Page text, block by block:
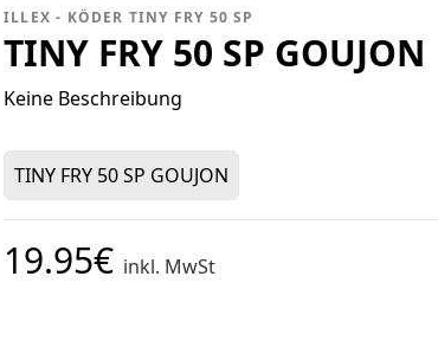
ILLEX - KÖDER TINY FRY 50 SP
TINY FRY 50 SP GOUJON
Keine Beschreibung
TINY FRY 50 SP GOUJON
19.95€ inkl. MwSt